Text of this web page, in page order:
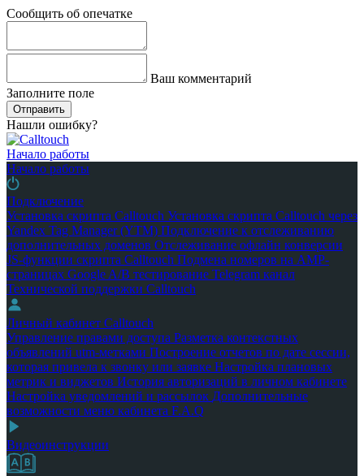
Сообщить об опечатке
Ваш комментарий
Заполните поле
Отправить
Нашли ошибку?
Начало работы
Начало работы
Подключение
Установка скрипта Calltouch Установка скрипта Calltouch через
Yandex Tag Manager (YTM) Подключение к отслеживанию
дополнительных доменов Отслеживание офлайн конверсии
JS-функции скрипта Calltouch Подмена номеров на AMP-
страницах Google A/B тестирование Telegram канал
Технической поддержки Calltouch
Личный кабинет Calltouch
Управление правами доступа Разметка контекстных
объявлений utm-метками Построение отчетов по дате сессии,
которая привела к звонку или заявке Настройка плановых
метрик и виджетов История авторизаций в личном кабинете
Настройка уведомлений и рассылок Дополнительные
возможности меню кабинета F.A.Q
Видеоинструкции